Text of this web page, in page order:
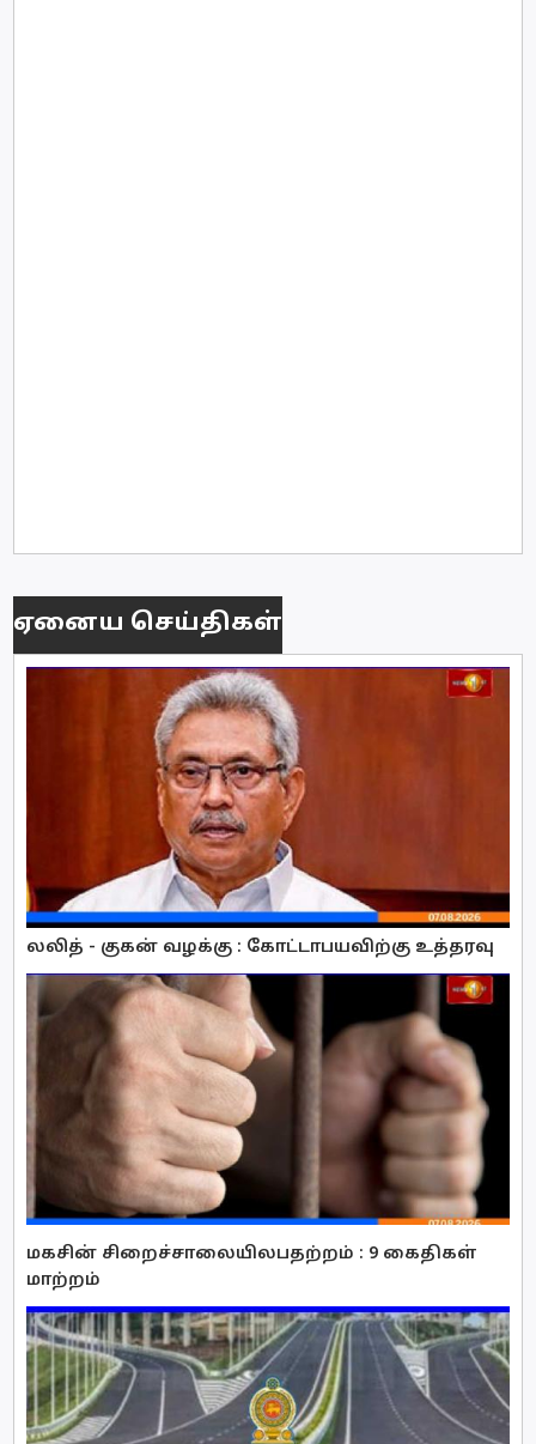
ஏனைய செய்திகள்
லலித் - குகன் வழக்கு : கோட்டாபயவிற்கு உத்தரவு
மகசின் சிறைச்சாலையிலபதற்றம் : 9 கைதிகள்
மாற்றம்